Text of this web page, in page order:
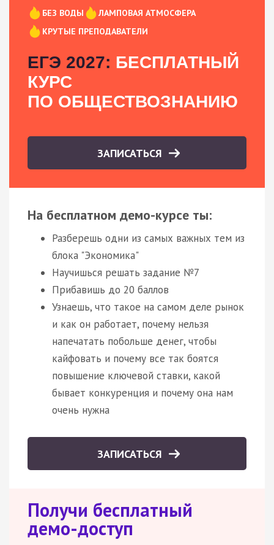
БЕЗ ВОДЫ
ЛАМПОВАЯ АТМОСФЕРА
КРУТЫЕ ПРЕПОДАВАТЕЛИ
ЕГЭ 2027: БЕСПЛАТНЫЙ
КУРС
ПО ОБЩЕСТВОЗНАНИЮ
ЗАПИСАТЬСЯ
На бесплатном демо-курсе ты:
Разберешь одни из самых важных тем из
блока "Экономика"
Научишься решать задание №7
Прибавишь до 20 баллов
Узнаешь, что такое на самом деле рынок
и как он работает, почему нельзя
напечатать побольше денег, чтобы
кайфовать и почему все так боятся
повышение ключевой ставки, какой
бывает конкуренция и почему она нам
очень нужна
ЗАПИСАТЬСЯ
Получи бесплатный
демо-доступ